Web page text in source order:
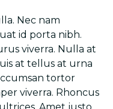
Nec nam
id porta nibh.
viverra. Nulla at
at tellus at urna
tortor
viverra. Rhoncus